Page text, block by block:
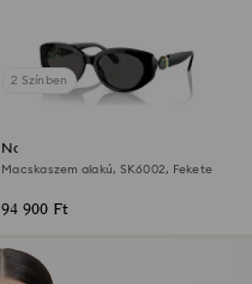
2 Színben
Napszemüveg
Macskaszem alakú, SK6002, Fekete
94 900 Ft